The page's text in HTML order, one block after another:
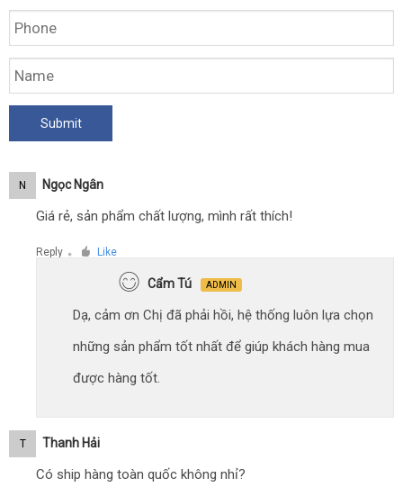
N Ngọc Ngân
Giá rẻ, sản phẩm chất lượng, mình rất thích!
Reply ● Like
Cẩm Tú ADMIN
Dạ, cảm ơn Chị đã phải hồi, hệ thống luôn lựa chọn
những sản phẩm tốt nhất để giúp khách hàng mua
được hàng tốt.
T Thanh Hải
Có ship hàng toàn quốc không nhỉ?